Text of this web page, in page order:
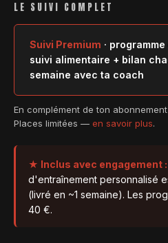
LE SUIVI COMPLET
Suivi Premium ·
suivi alimentaire + bilan
semaine avec ta coach
En complément de ton abonnement
Places limitées — en savoir plus.
★ Inclus avec engagement :
d'entraînement personnalisé
(livré en ~1 semaine). Les
40 €.